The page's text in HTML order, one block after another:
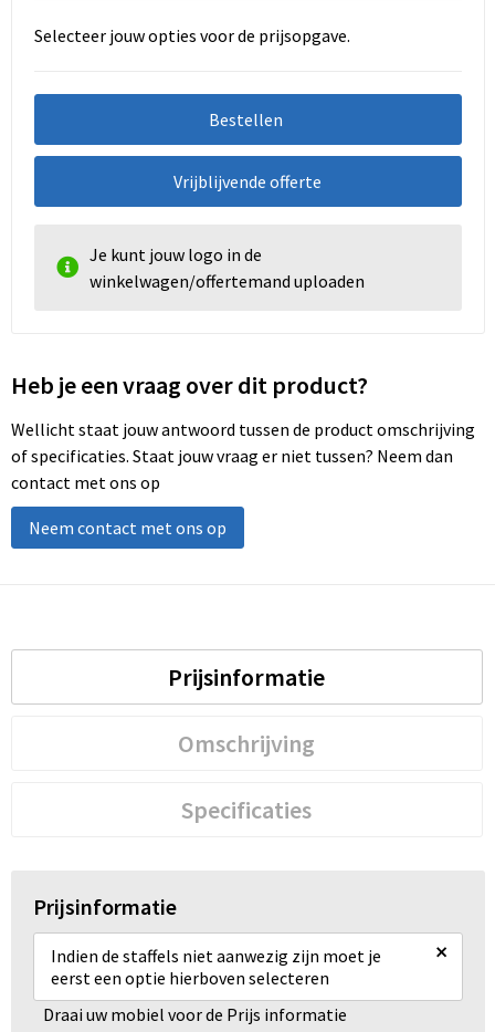
Selecteer jouw opties voor de prijsopgave.
Bestellen
Vrijblijvende offerte
Je kunt jouw logo in de
winkelwagen/offertemand uploaden
Heb je een vraag over dit product?
Wellicht staat jouw antwoord tussen de product omschrijving
of specificaties. Staat jouw vraag er niet tussen? Neem dan
contact met ons op
Neem contact met ons op
Prijsinformatie
Omschrijving
Specificaties
Prijsinformatie
Indien de staffels niet aanwezig zijn moet je
eerst een optie hierboven selecteren
×
Draai uw mobiel voor de Prijs informatie